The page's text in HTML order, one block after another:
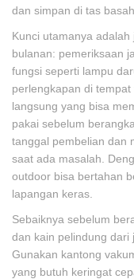
dan simpan di tas
Kunci utamanya
bulanan: pemeriksaan
fungsi seperti lampu
perlengkapan di
langsung yang bisa
pakai sebelum
tanggal pembelian dan
saat ada masalah.
outdoor bisa bertahan
lapangan keras.
Sebaiknya sebelum
dan kain pelindung dari
Gunakan kantong
yang butuh keringat